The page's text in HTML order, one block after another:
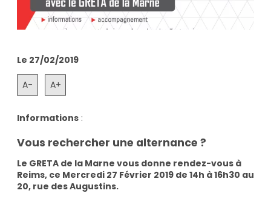
Le 27/02/2019
A- A+
Informations :
Vous rechercher une alternance ?
Le GRETA de la Marne vous donne rendez-vous à
Reims, ce Mercredi 27 Février 2019 de 14h à 16h30 au
20, rue des Augustins.